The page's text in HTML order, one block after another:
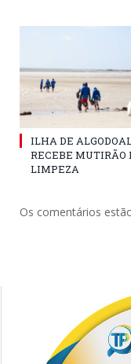
ILHA DE
RECEBE MUTIRÃO
LIMPEZA
Os comentários